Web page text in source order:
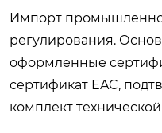
Импорт
регулирования.
оформленные
сертификат EAC,
комплект